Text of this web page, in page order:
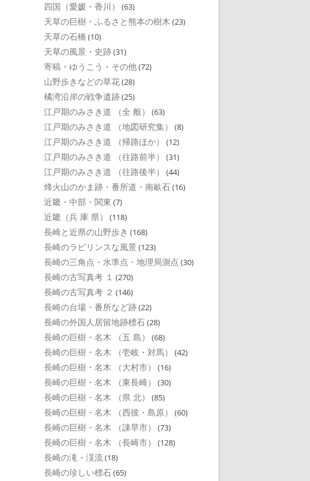
四国（愛媛・香川） (63)
天草の巨樹・ふるさと熊本の樹木 (23)
天草の石橋 (10)
天草の風景・史跡(31)
寄稿・ゆうこう・その他(72)
山野歩きなどの草花(28)
橘湾沿岸の戦争遺跡(25)
江戸期のみさき道 （全 般） (63)
江戸期のみさき道 （地図研究集） (8)
江戸期のみさき道 （帰路ほか） (12)
江戸期のみさき道 （往路前半） (31)
江戸期のみさき道 （往路後半） (44)
烽火山のかま跡・番所道・南畝石(16)
近畿・中部・関東 (7)
近畿（兵 庫 県） (118)
長崎と近県の山野歩き (168)
長崎のラビリンスな風景 (123)
長崎の三角点・水準点・地理局測点 (30)
長崎の古写真考 １ (270)
長崎の古写真考 ２ (146)
長崎の台場・番所など跡(22)
長崎の外国人居留地跡標石(28)
長崎の巨樹・名木 （五 島） (68)
長崎の巨樹・名木 （壱岐・対馬） (42)
長崎の巨樹・名木 （大村市） (16)
長崎の巨樹・名木 （東長崎） (30)
長崎の巨樹・名木 （県 北） (85)
長崎の巨樹・名木 （西彼・島原） (60)
長崎の巨樹・名木 （諌早市） (73)
長崎の巨樹・名木 （長崎市） (128)
長崎の滝・渓流(18)
長崎の珍しい標石(65)